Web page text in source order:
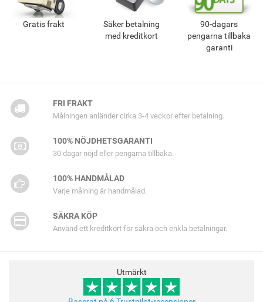
Gratis frakt
Säker betalning
med kreditkort
90-dagars
pengarna tillbaka
garanti
FRI FRAKT
Målningen anländer cirka 3-4 veckor efter betalning.
100% NÖJDHETSGARANTI
30 dagar nöjd eller pengarna tillbaka.
100% HANDMÅLAD
Varje målning är handmålad.
SÄKRA KÖP
Använd ett kreditkort för säkra och enkla betalningar.
Utmärkt